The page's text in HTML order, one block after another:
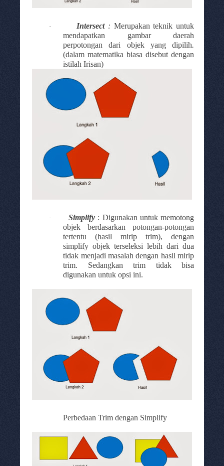
· Intersect : Merupakan teknik untuk
mendapatkan gambar daerah
perpotongan dari objek yang dipilih.
(dalam matematika biasa disebut dengan
istilah Irisan)
· Simplify : Digunakan untukmemotong
objek berdasarkan potongan-potongan
tertentu (hasil mirip trim), dengan
simplify objek terseleksi lebih dari dua
tidak menjadi masalah dengan hasil mirip
trim. Sedangkan trim tidak bisa
digunakan untuk opsi ini.
Perbedaan Trim dengan Simplify